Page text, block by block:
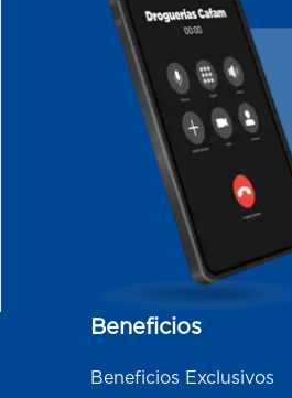
Beneficios
Beneficios Exclusivos